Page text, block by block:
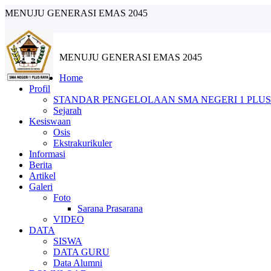
MENUJU GENERASI EMAS 2045
MENUJU GENERASI EMAS 2045
Home
Profil
STANDAR PENGELOLAAN SMA NEGERI 1
Sejarah
Kesiswaan
Osis
Ekstrakurikuler
Informasi
Berita
Artikel
Galeri
Foto
Sarana Prasarana
VIDEO
DATA
SISWA
DATA GURU
Data Alumni